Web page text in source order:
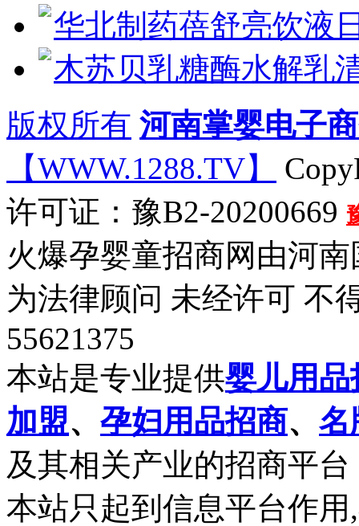
华北制药蓓舒亮饮液
木苏贝乳糖酶水解乳
版权所有 河南掌婴电子
【WWW.1288.TV】
许可证：豫B2-20200669
火爆孕婴童招商网由河
为法律顾问 未经许可 不
55621375
本站是专业提供婴儿用品
加盟、 孕妇用品招商、 名
及其相关产业的招商平台
本站只起到信息平台作